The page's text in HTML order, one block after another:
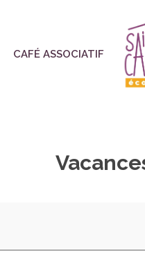
CAFÉ ASSOCIATIF